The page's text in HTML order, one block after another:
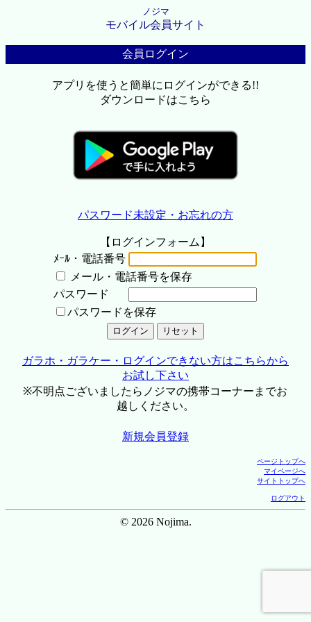
ノジマ
モバイル会員サイト
会員ログイン
アプリを使うと簡単にログインができる!!
ダウンロードはこちら
パスワード未設定・お忘れの方
【ログインフォーム】
ﾒｰﾙ・電話番号
メール・電話番号を保存
パスワード
パスワードを保存
ガラホ・ガラケー・ログインできない方はこちらから
お試し下さい
※不明点ございましたらノジマの携帯コーナーまでお
越しください。
新規会員登録
ページトップへ
マイページへ
サイトトップへ
ログアウト
© 2026 Nojima.